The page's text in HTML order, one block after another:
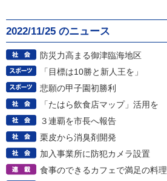
2022/11/25 のニュース
防災力高まる御津臨海地区
「目標は10勝と新人王を」
悲願の甲子園初勝利
「たはら飲食店マップ」活用を
３連覇を市長へ報告
栗皮から消臭剤開発
加入事業所に防犯カメラ設置
食事のできるカフェで満足の料理